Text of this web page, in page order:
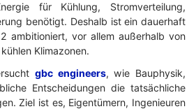
für Kühlung, Stromverteilung,
benötigt. Deshalb ist ein dauerhaft
ambitioniert, vor allem außerhalb von
Klimazonen.
gbc engineers, wie Bauphysik,
Entscheidungen die tatsächliche
Ziel ist es, Eigentümern, Ingenieuren